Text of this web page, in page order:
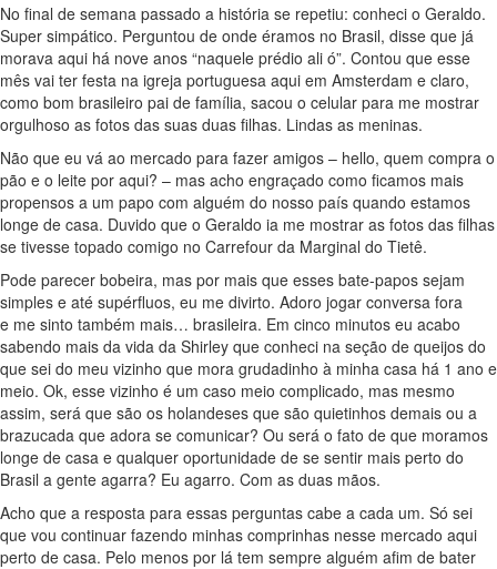
No final de semana passado a história se repetiu: conheci o Geraldo.
Super simpático. Perguntou de onde éramos no Brasil, disse que já
morava aqui há nove anos “naquele prédio ali ó”. Contou que esse
mês vai ter festa na igreja portuguesa aqui em Amsterdam e claro,
como bom brasileiro pai de família, sacou o celular para me mostrar
orgulhoso as fotos das suas duas filhas. Lindas as meninas.
Não que eu vá ao mercado para fazer amigos – hello, quem compra o
pão e o leite por aqui? – mas acho engraçado como ficamos mais
propensos a um papo com alguém do nosso país quando estamos
longe de casa. Duvido que o Geraldo ia me mostrar as fotos das filhas
se tivesse topado comigo no Carrefour da Marginal do Tietê.
Pode parecer bobeira, mas por mais que esses bate-papos sejam
simples e até supérfluos, eu me divirto. Adoro jogar conversa fora
e me sinto também mais… brasileira. Em cinco minutos eu acabo
sabendo mais da vida da Shirley que conheci na seção de queijos do
que sei do meu vizinho que mora grudadinho à minha casa há 1 ano e
meio. Ok, esse vizinho é um caso meio complicado, mas mesmo
assim, será que são os holandeses que são quietinhos demais ou a
brazucada que adora se comunicar? Ou será o fato de que moramos
longe de casa e qualquer oportunidade de se sentir mais perto do
Brasil a gente agarra? Eu agarro. Com as duas mãos.
Acho que a resposta para essas perguntas cabe a cada um. Só sei
que vou continuar fazendo minhas comprinhas nesse mercado aqui
perto de casa. Pelo menos por lá tem sempre alguém afim de bater